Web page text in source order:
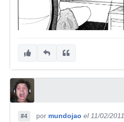
#4 por mundojao el 11/02/2011